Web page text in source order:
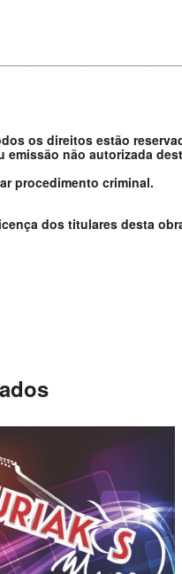
os direitos estão
não autorizada
procedimento criminal.
dos titulares desta